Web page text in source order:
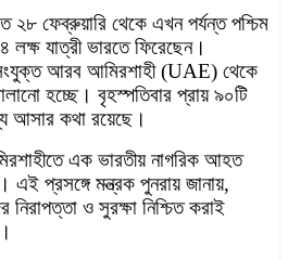
২৮ ফেব্রুয়ারি থেকে এখন পর্যন্ত পশ্চিম
যাত্রী ভারতে ফিরেছেন।
আরব আমিরশাহী (UAE) থেকে
হচ্ছে। বৃহস্পতিবার প্রায় ৯০টি
আসার কথা রয়েছে।
এক ভারতীয় নাগরিক আহত
প্রসঙ্গে মন্ত্রক পুনরায় জানায়,
নিরাপত্তা ও সুরক্ষা নিশ্চিত করাই